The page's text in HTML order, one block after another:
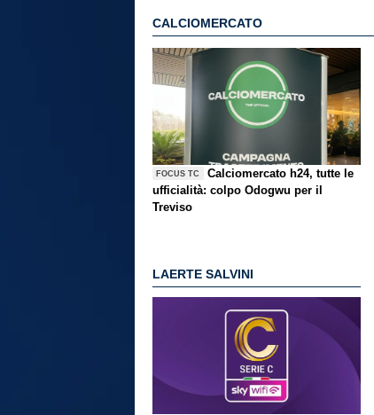
CALCIOMERCATO
FOCUS TC
Calciomercato h24, tutte le
ufficialità: colpo Odogwu per il
Treviso
LAERTE SALVINI